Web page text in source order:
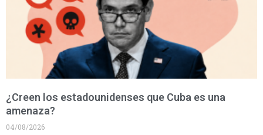
¿Creen los estadounidenses que Cuba es una
amenaza?
04/08/2026